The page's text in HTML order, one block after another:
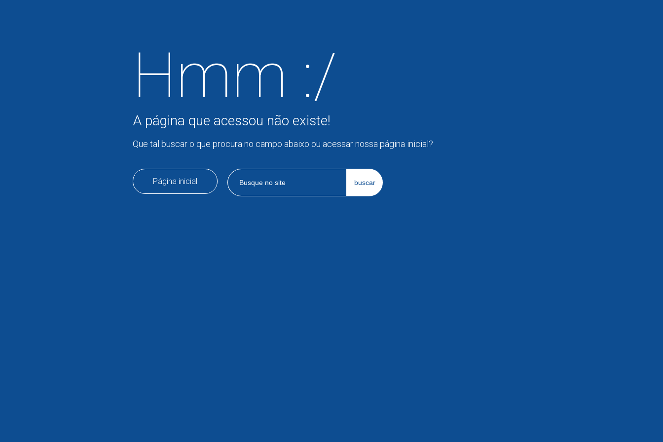
Hmm :/
A página que acessou não existe!
Que tal buscar o que procura no campo abaixo ou acessar nossa página inicial?
Página inicial